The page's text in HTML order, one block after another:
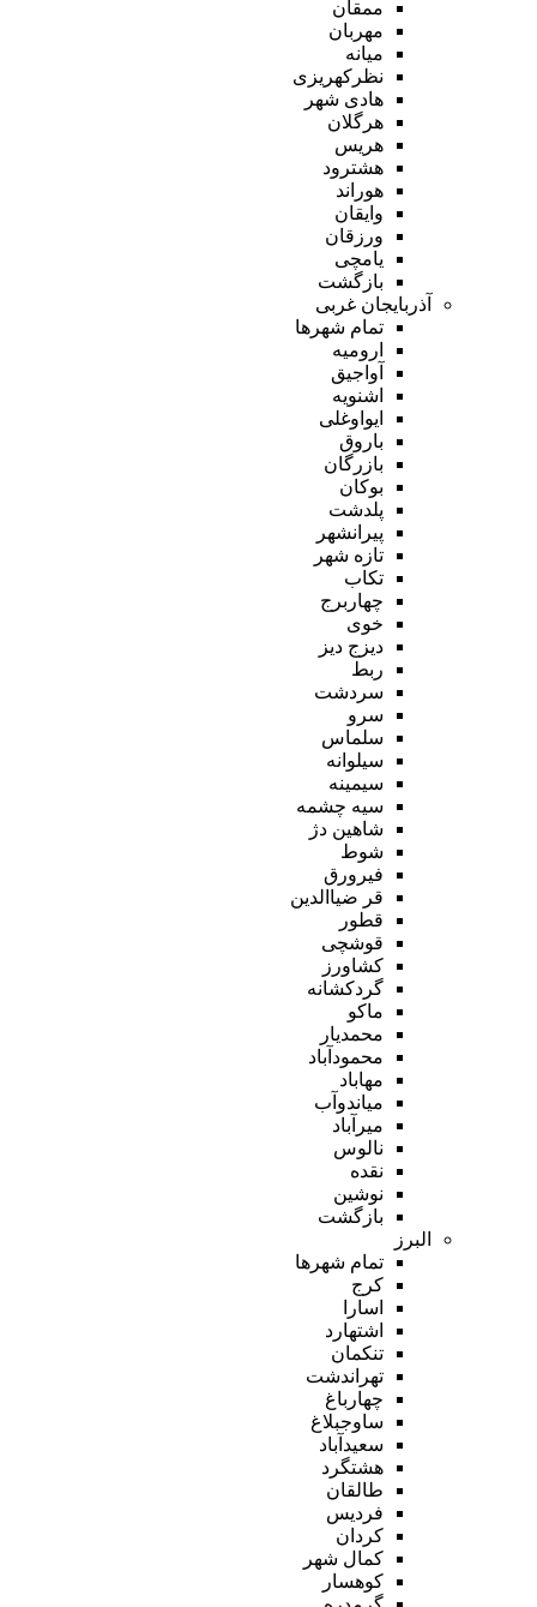
ممقان
مهربان
میانه
نظرکهریزی
هادی شهر
هرگلان
هریس
هشترود
هوراند
وایقان
ورزقان
یامچی
بازگشت
آذربایجان غربی
تمام شهر‌ها
ارومیه
آواجیق
اشنویه
ایواوغلی
باروق
بازرگان
بوکان
پلدشت
پیرانشهر
تازه شهر
تکاب
چهاربرج
خوی
دیزج دیز
ربط
سردشت
سرو
سلماس
سیلوانه
سیمینه
سیه چشمه
شاهین دژ
شوط
فیرورق
قر ضیاالدین
قطور
قوشچی
کشاورز
گردکشانه
ماکو
محمدیار
محمودآباد
مهاباد
میاندوآب
میرآباد
نالوس
نقده
نوشین
بازگشت
البرز
تمام شهر‌ها
کرج
اسارا
اشتهارد
تنکمان
تهراندشت
چهارباغ
ساوجبلاغ
سعیدآباد
هشتگرد
طالقان
فردیس
کردان
کمال شهر
کوهسار